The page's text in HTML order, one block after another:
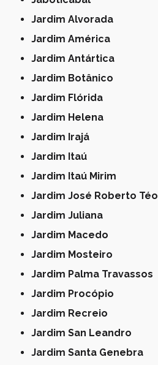
Jardim Alvorada
Jardim América
Jardim Antártica
Jardim Botânico
Jardim Flórida
Jardim Helena
Jardim Irajá
Jardim Itaú
Jardim Itaú Mirim
Jardim José Roberto Téo
Jardim Juliana
Jardim Macedo
Jardim Mosteiro
Jardim Palma Travassos
Jardim Procópio
Jardim Recreio
Jardim San Leandro
Jardim Santa Genebra